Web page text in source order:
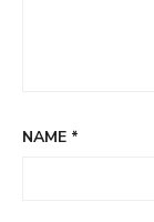
NAME *